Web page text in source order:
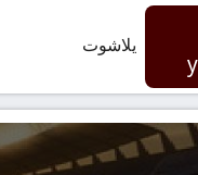
يلاشوت